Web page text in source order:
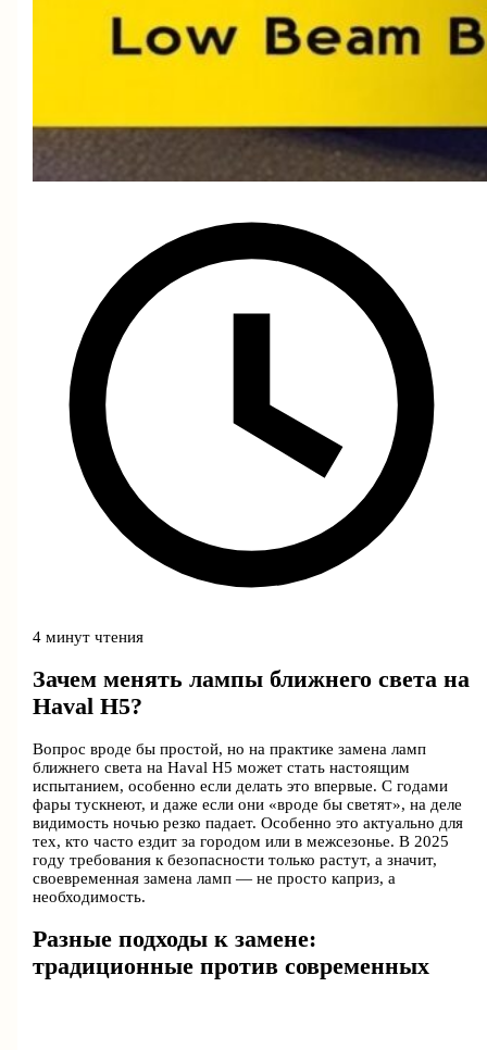
4 минут чтения
Зачем менять лампы ближнего света на
Haval H5?
Вопрос вроде бы простой, но на практике замена ламп
ближнего света на Haval H5 может стать настоящим
испытанием, особенно если делать это впервые. С годами
фары тускнеют, и даже если они «вроде бы светят», на деле
видимость ночью резко падает. Особенно это актуально для
тех, кто часто ездит за городом или в межсезонье. В 2025
году требования к безопасности только растут, а значит,
своевременная замена ламп — не просто каприз, а
необходимость.
Разные подходы к замене:
традиционные против современных